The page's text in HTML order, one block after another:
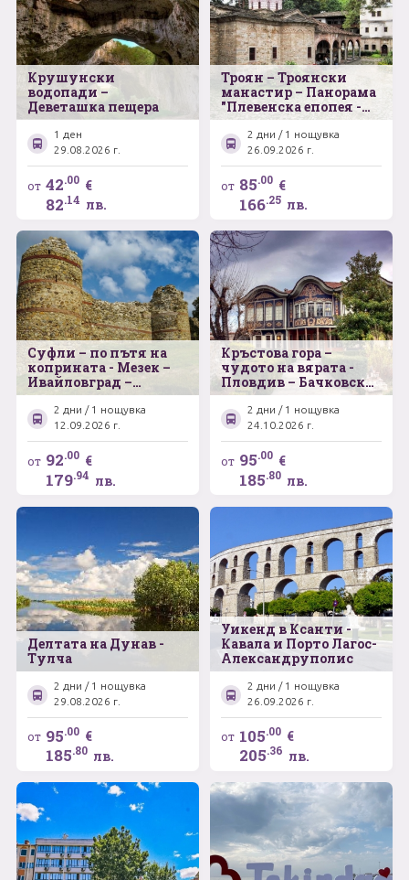
Крушунски
водопади –
Деветашка пещера
1 ден
29.08.2026 г.
от 42.00 €
82.14 лв.
Троян – Троянски
манастир – Панорама
"Плевенска епопея -
1877 г." - Ловеч
2 дни / 1 нощувка
26.09.2026 г.
от 85.00 €
166.25 лв.
Суфли – по пътя на
коприната - Мезек –
Ивайловград –
Димотика
2 дни / 1 нощувка
12.09.2026 г.
от 92.00 €
179.94 лв.
Кръстова гора –
чудото на вярата -
Пловдив – Бачковски
манастир
2 дни / 1 нощувка
24.10.2026 г.
от 95.00 €
185.80 лв.
Делтата на Дунав -
Тулча
2 дни / 1 нощувка
29.08.2026 г.
от 95.00 €
185.80 лв.
Уикенд в Ксанти -
Кавала и Порто Лагос-
Александруполис
2 дни / 1 нощувка
26.09.2026 г.
от 105.00 €
205.36 лв.